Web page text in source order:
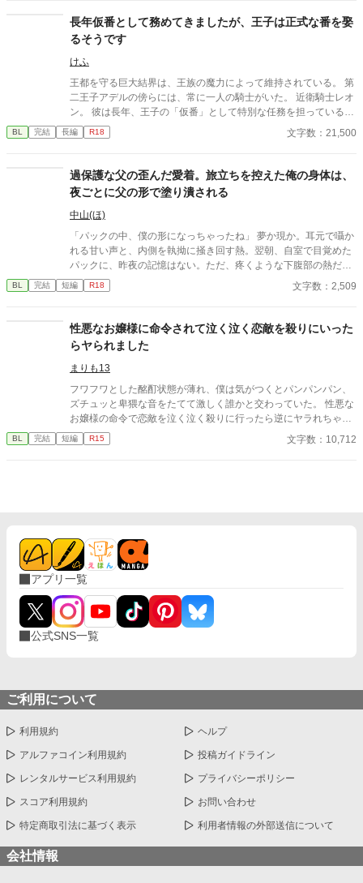
年が踏み入れたのは、 権謀術数渦巻く宰相の世界と、 その胸に秘
められた「決して触れてはならない過去」。 これは、孤独なふた
りが出会い、 やがて世界を変えていく、 静かで、甘くて、痛いほ
ど愛しい恋の物語。
長年仮番として務めてきましたが、王子は正式な番を娶
るそうです
けふ
王都を守る巨大結界は、王族の魔力によって維持されている。 第
二王子アデルの傍らには、常に一人の騎士がいた。 近衛騎士レオ
ン。 彼は長年、王子の「仮番」として特別な任務を担っている。
しかし王子は、他国の王女との正式な番契約が決まってしまっ
た。 仮番の役目は、そこで終わるはずだった。 だが結界塔で行わ
士。 主と臣下。 越えてはならない境界を前にしても、 王子は騎
士の手を取る。 「共に立て」 ※オメガバースではありません ※
ふんわり読んでください ※なんでも許せる方向け ※イラストはC
hatGPTさん
BL 完結 長編 R18 文字数：21,500
過保護な父の歪んだ愛着。旅立ちを控えた俺の身体は、
夜ごとに父の形で塗り潰される
中山(ほ)
「パックの中、僕の形になっちゃったね」 夢か現か。耳元で囁か
れる甘い声と、内側を執拗に掻き回す熱。翌朝、自室で目覚めた
パックに、昨夜の記憶はない。ただ、疼くような下腹部の熱だけ
が残っていた。 相談しようと向かった相手こそが、自分を侵食し
ている張本人だとも知らずに、パックは父の部屋の扉を開く。 こ
BL 完結 短編 R18 文字数：2,509
性悪なお嬢様に命令されて泣く泣く恋敵を殺りにいった
らヤられました
まりも13
フワフワとした酩酊状態が薄れ、僕は気がつくとパンパンパン、
ズチュッと卑猥な音をたてて激しく誰かと交わっていた。 性悪な
お嬢様の命令で恋敵を泣く泣く殺りに行ったら逆にヤラれちゃっ
た、ちょっとアホな子の話です。 （ムーンライトノベルにも掲載
しています）
BL 完結 短編 R15 文字数：10,712
アプリ一覧
公式SNS一覧
ご利用について
利用規約 ヘルプ
アルファコイン利用規約 投稿ガイドライン
レンタルサービス利用規約 プライバシーポリシー
スコア利用規約 お問い合わせ
特定商取引法に基づく表示 利用者情報の外部送信について
会社情報